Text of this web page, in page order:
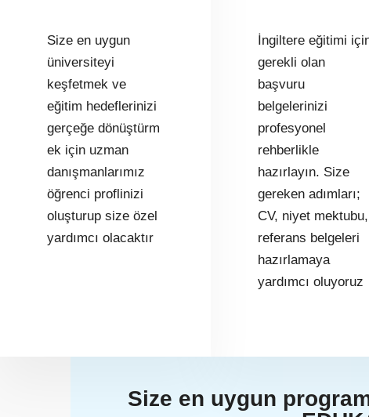
Size en uygun
üniversiteyi
keşfetmek ve
eğitim hedeflerinizi
gerçeğe dönüştürm
ek için uzman
danışmanlarımız
öğrenci proflinizi
oluşturup size özel
yardımcı olacaktır
İngiltere eğitimi
gerekli olan
başvuru
belgelerinizi
profesyonel
rehberlikle
hazırlayın. Size
gereken adımları;
CV, niyet mektubu,
referans belgeleri
hazırlamaya
yardımcı oluyoruz
Size en uygun